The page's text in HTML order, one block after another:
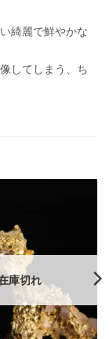
綺麗で鮮やかな
してしまう、ち
庫切れ